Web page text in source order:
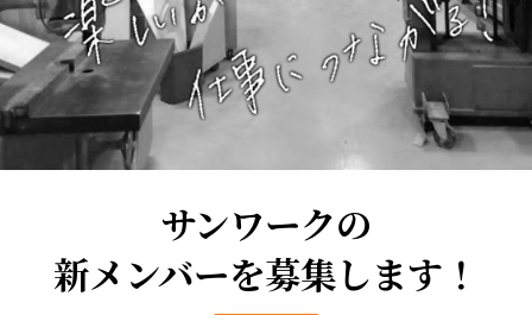
サンワークの
新メンバーを募集します！